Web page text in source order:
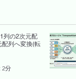
列の2次元配
配列へ変換(転
2分